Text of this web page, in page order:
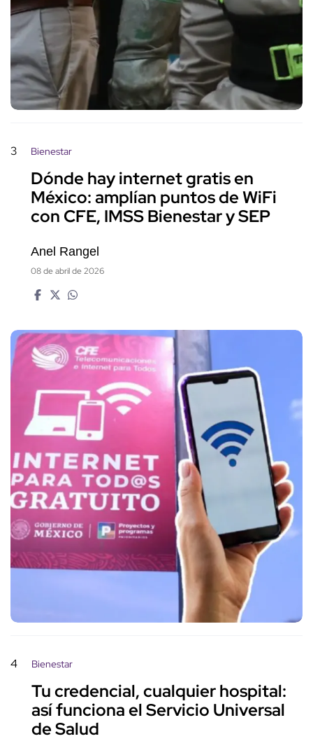
3 Bienestar
Dónde hay internet gratis en
México: amplían puntos de WiFi
con CFE, IMSS Bienestar y SEP
Anel Rangel
08 de abril de 2026
4 Bienestar
Tu credencial, cualquier hospital:
así funciona el Servicio Universal
de Salud